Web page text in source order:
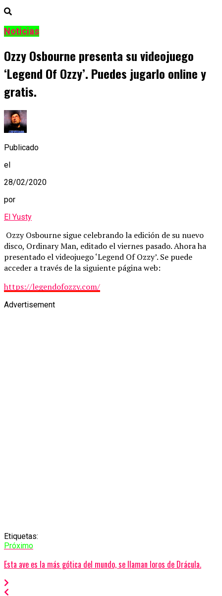
Noticias
Ozzy Osbourne presenta su videojuego
‘Legend Of Ozzy’. Puedes jugarlo online y
gratis.
Publicado
el
28/02/2020
por
El Yusty
Ozzy Osbourne sigue celebrando la edición de su nuevo
disco, Ordinary Man, editado el viernes pasado. Ahora ha
presentado el videojuego ‘Legend Of Ozzy’. Se puede
acceder a través de la siguiente página web:
https://legendofozzy.com/
Advertisement
Etiquetas:
Próximo
Esta ave es la más gótica del mundo, se llaman loros de Drácula.